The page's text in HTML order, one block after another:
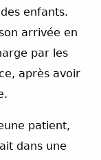
enfants.
arrivée en
par les
après avoir
patient,
dans une